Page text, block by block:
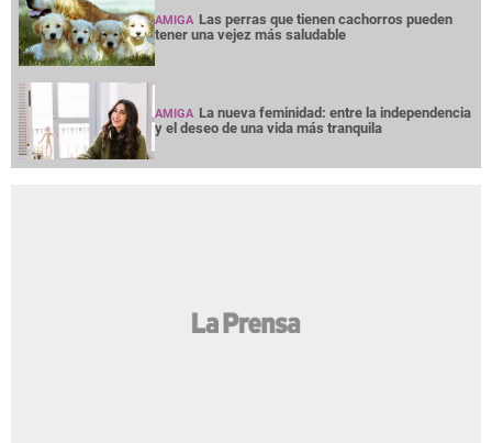
AMIGA Las perras que tienen cachorros pueden
tener una vejez más saludable
AMIGA La nueva feminidad: entre la independencia
y el deseo de una vida más tranquila